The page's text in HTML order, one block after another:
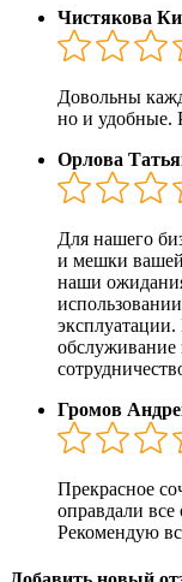
Чистякова
Довольны
но и удобные.
Орлова
Для нашего
и мешки
наши
обслуживание
Громов
Прекрасное
оправдали
Рекомендую